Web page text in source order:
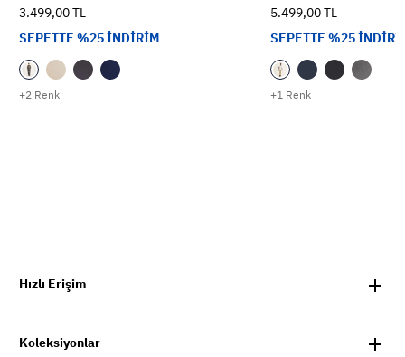
+2 Renk
3.499,00 TL
SEPETTE %25 İNDİRİM
+1 Renk
5.499,00 TL
SEPETTE %25
Hızlı Erişim
Koleksiyonlar